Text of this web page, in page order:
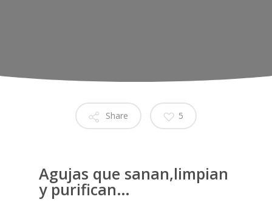
Share 5
Agujas que sanan,limpian
y purifican…